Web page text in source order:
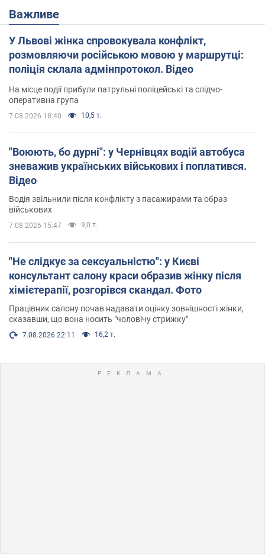
Важливе
У Львові жінка спровокувала конфлікт,
розмовляючи російською мовою у маршрутці:
поліція склала адмінпротокол. Відео
На місце події прибули патрульні поліцейські та слідчо-
оперативна група
7.08.2026 18:40 10,5 т.
"Воюють, бо дурні": у Чернівцях водій автобуса
зневажив українських військових і поплатився.
Відео
Водія звільнили після конфлікту з пасажирами та образ
військових
7.08.2026 15:47 9,0 т.
"Не слідкує за сексуальністю": у Києві
консультант салону краси образив жінку після
хімієтерапії, розгорівся скандал. Фото
Працівник салону почав надавати оцінку зовнішності жінки,
сказавши, що вона носить "чоловічу стрижку"
7.08.2026 22:11 16,2 т.